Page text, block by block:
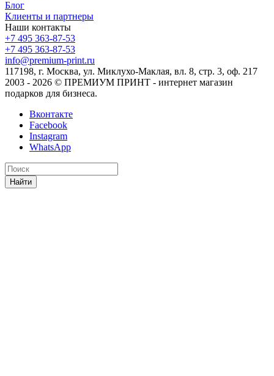
Блог
Клиенты и партнеры
Наши контакты
+7 495 363-87-53
+7 495 363-87-53
info@premium-print.ru
117198, г. Москва, ул. Миклухо-Маклая, вл. 8, стр. 3, оф. 217
2003 - 2026 © ПРЕМИУМ ПРИНТ - интернет магазин
подарков для бизнеса.
Вконтакте
Facebook
Instagram
WhatsApp
Найти